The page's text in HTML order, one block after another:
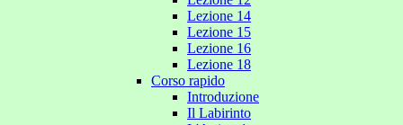
Lezione 14
Lezione 15
Lezione 16
Lezione 18
Corso rapido
Introduzione
Il Labirinto